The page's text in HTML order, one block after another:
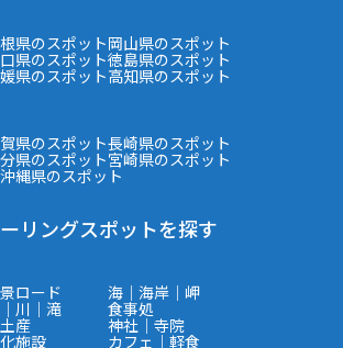
県のスポット岡山県のスポット
県のスポット徳島県のスポット
県のスポット高知県のスポット
県のスポット長崎県のスポット
県のスポット宮崎県のスポット
沖縄県のスポット
リングスポットを探す
ロード 海｜海岸｜岬
川｜滝 食事処
産 神社｜寺院
施設 カフェ｜軽食